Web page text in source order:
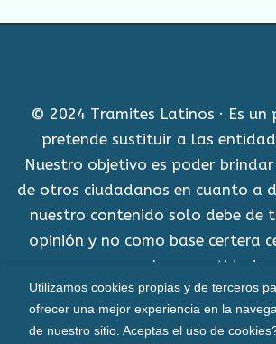
© 2024 Tramites Latinos · Es
pretende sustituir a las
Nuestro objetivo es poder
de otros ciudadanos en cuanto a
nuestro contenido solo debe de
opinión y no como base certera
alguna entidad.
Aviso Legal
Política de cookies
Utilizamos cookies propias y de terceros
ofrecer una mejor experiencia en la
de nuestro sitio. Aceptas el uso de